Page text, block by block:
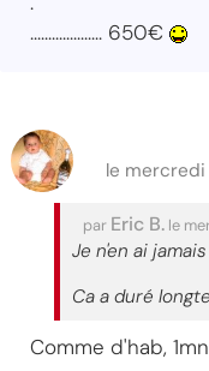
.................... 650€
le
par Eric B. le
Je n'en ai
Ca a duré
Comme d'hab,